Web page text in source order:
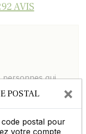
AVIS
personnes qui
logistiques ,
moderne.
POSTAL ×
postal pour
votre compte